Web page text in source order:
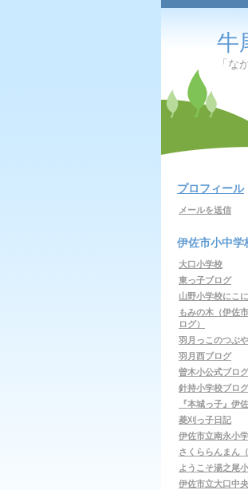
牛
「な
プロフィール
メールを送信
伊佐市小中学
大口小学校
東っ子ブログ
山野小学校にこ
もみの木（伊佐
ログ）
羽月っこのつぶ
羽月西ブログ
曽木小公式ブロ
針持小学校ブログ
『本城っ子』伊
菱刈っ子日記
伊佐市立南永小
さくららんまん（
ようこそ湯之尾
伊佐市立大口中